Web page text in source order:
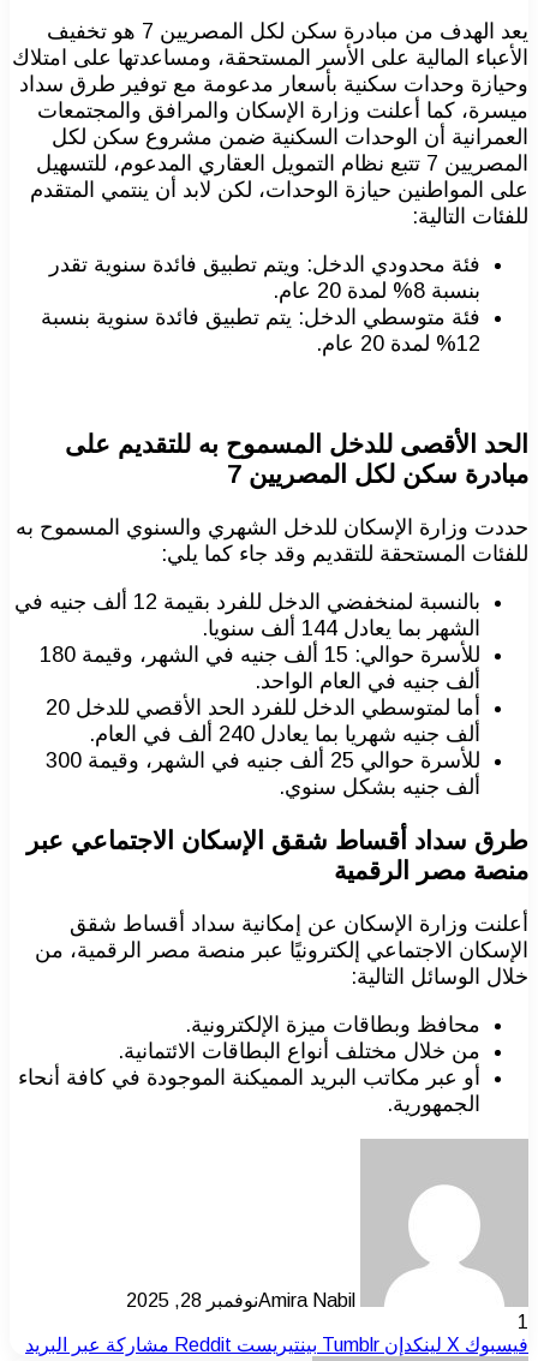
يعد الهدف من مبادرة سكن لكل المصريين 7 هو تخفيف
الأعباء المالية على الأسر المستحقة، ومساعدتها على امتلاك
وحيازة وحدات سكنية بأسعار مدعومة مع توفير طرق سداد
ميسرة، كما أعلنت وزارة الإسكان والمرافق والمجتمعات
العمرانية أن الوحدات السكنية ضمن مشروع سكن لكل
المصريين 7 تتبع نظام التمويل العقاري المدعوم، للتسهيل
على المواطنين حيازة الوحدات، لكن لابد أن ينتمي المتقدم
للفئات التالية:
فئة محدودي الدخل: ويتم تطبيق فائدة سنوية تقدر
بنسبة 8% لمدة 20 عام.
فئة متوسطي الدخل: يتم تطبيق فائدة سنوية بنسبة
12% لمدة 20 عام.
الحد الأقصى للدخل المسموح به للتقديم على
مبادرة سكن لكل المصريين 7
حددت وزارة الإسكان للدخل الشهري والسنوي المسموح به
للفئات المستحقة للتقديم وقد جاء كما يلي:
بالنسبة لمنخفضي الدخل للفرد بقيمة 12 ألف جنيه في
الشهر بما يعادل 144 ألف سنويا.
للأسرة حوالي: 15 ألف جنيه في الشهر، وقيمة 180
ألف جنيه في العام الواحد.
أما لمتوسطي الدخل للفرد الحد الأقصي للدخل 20
ألف جنيه شهريا بما يعادل 240 ألف في العام.
للأسرة حوالي 25 ألف جنيه في الشهر، وقيمة 300
ألف جنيه بشكل سنوي.
طرق سداد أقساط شقق الإسكان الاجتماعي عبر
منصة مصر الرقمية
أعلنت وزارة الإسكان عن إمكانية سداد أقساط شقق
الإسكان الاجتماعي إلكترونيًا عبر منصة مصر الرقمية، من
خلال الوسائل التالية:
محافظ وبطاقات ميزة الإلكترونية.
من خلال مختلف أنواع البطاقات الائتمانية.
أو عبر مكاتب البريد المميكنة الموجودة في كافة أنحاء
الجمهورية.
Amira Nabilنوفمبر 28, 2025
1
فيسبوك ‫X لينكدإن بينتيريست مشاركة عبر البريد